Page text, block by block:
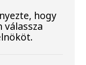
hogy